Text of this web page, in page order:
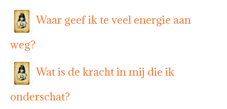
Waar geef ik te veel energie aan
weg?
Wat is de kracht in mij die ik
onderschat?